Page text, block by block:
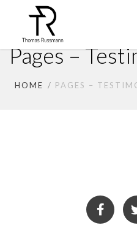
Pages –
HOME PAGES –